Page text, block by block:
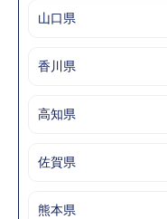
山口県
香川県
高知県
佐賀県
熊本県